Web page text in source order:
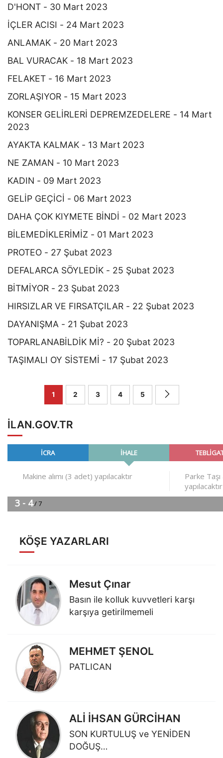
D'HONT - 30 Mart 2023
İÇLER ACISI - 24 Mart 2023
ANLAMAK - 20 Mart 2023
BAL VURACAK - 18 Mart 2023
FELAKET - 16 Mart 2023
ZORLAŞIYOR - 15 Mart 2023
KONSER GELİRLERİ DEPREMZEDELERE - 14 Mart
2023
AYAKTA KALMAK - 13 Mart 2023
NE ZAMAN - 10 Mart 2023
KADIN - 09 Mart 2023
GELİP GEÇİCİ - 06 Mart 2023
DAHA ÇOK KIYMETE BİNDİ - 02 Mart 2023
BİLEMEDİKLERİMİZ - 01 Mart 2023
PROTEO - 27 Şubat 2023
DEFALARCA SÖYLEDİK - 25 Şubat 2023
BİTMİYOR - 23 Şubat 2023
HIRSIZLAR VE FIRSATÇILAR - 22 Şubat 2023
DAYANIŞMA - 21 Şubat 2023
TOPARLANABİLDİK Mİ? - 20 Şubat 2023
TAŞIMALI OY SİSTEMİ - 17 Şubat 2023
1 2 3 4 5
ILAN.GOV.TR
KÖŞE YAZARLARI
Mesut Çınar
Basın ile kolluk kuvvetleri karşı
karşıya getirilmemeli
MEHMET ŞENOL
PATLICAN
ALİ İHSAN GÜRCİHAN
SON KURTULUŞ ve YENİDEN
DOĞUŞ…